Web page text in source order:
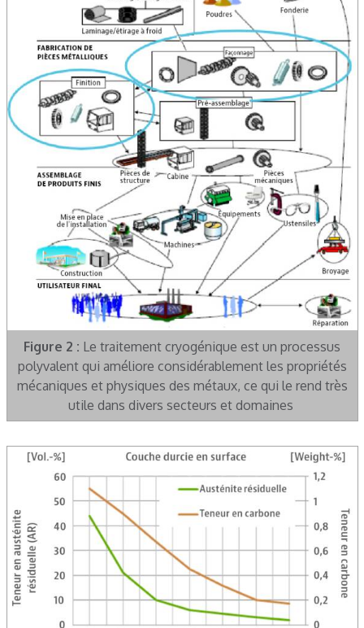
Figure 2 : Le traitement cryogénique est un processus
polyvalent qui améliore considérablement les propriétés
mécaniques et physiques des métaux, ce qui le rend très
utile dans divers secteurs et domaines